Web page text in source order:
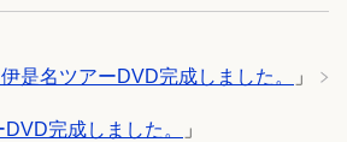
是名ツアーDVD完成しました。 」
完成しました。 」